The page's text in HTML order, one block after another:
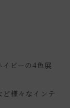
ビーの4色展
様々なインテ